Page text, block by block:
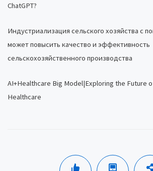
ChatGPT?
Индустриализация сельского хозяйства с
может повысить качество и эффективность
сельскохозяйственного производства
AI+Healthcare Big Model|Exploring the Future
Healthcare